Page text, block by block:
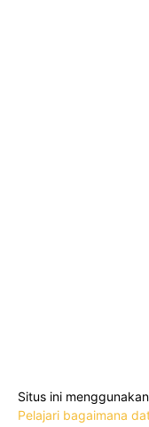
Situs ini
Pelajari bagaimana